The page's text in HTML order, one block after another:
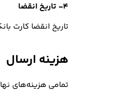
۴- تاریخ انقضا
تاریخ انقضا کارت‌ بانکی روی
هزینه ارسال
تمامی هزینه‌های